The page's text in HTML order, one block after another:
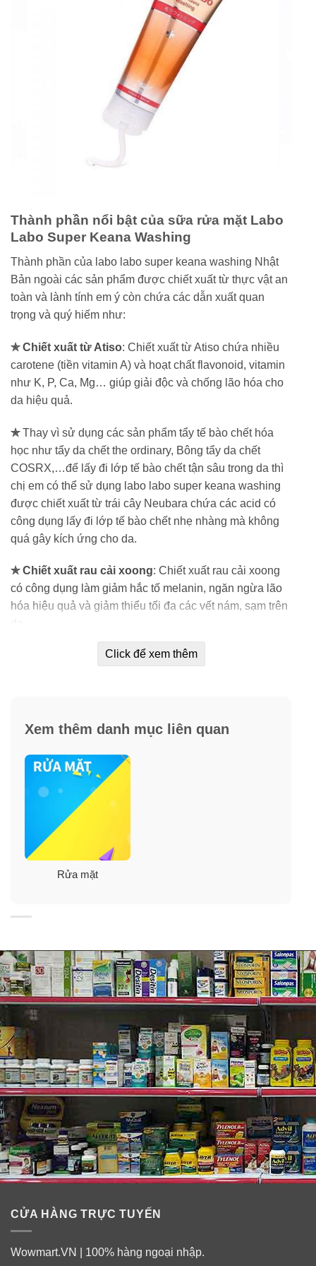
Thành phần nổi bật của sữa rửa mặt Labo
Labo Super Keana Washing
Thành phần của labo labo super keana washing Nhật
Bản ngoài các sản phẩm được chiết xuất từ thực vật an
toàn và lành tính em ý còn chứa các dẫn xuất quan
trọng và quý hiếm như:
✯ Chiết xuất từ Atiso: Chiết xuất từ Atiso chứa nhiều
carotene (tiền vitamin A) và hoạt chất flavonoid, vitamin
như K, P, Ca, Mg… giúp giải độc và chống lão hóa cho
da hiệu quả.
✯Thay vì sử dụng các sản phẩm tẩy tế bào chết hóa
học như tẩy da chết the ordinary, Bông tẩy da chết
COSRX,…để lấy đi lớp tế bào chết tận sâu trong da thì
chị em có thể sử dụng labo labo super keana washing
được chiết xuất từ trái cây Neubara chứa các acid có
công dụng lấy đi lớp tế bào chết nhẹ nhàng mà không
quá gây kích ứng cho da.
✯ Chiết xuất rau cải xoong: Chiết xuất rau cải xoong
có công dụng làm giảm hắc tố melanin, ngăn ngừa lão
hóa hiệu quả và giảm thiểu tối đa các vết nám, sạm trên
: Theo nghiên cứu của các nhà khoa học
ý là vô cùng đáng nể nhưng chúng cũng không khiến da
bạn bị khô do chứa hàm lượng lớn Acid hyaluronic giữ
ẩm và duy trì được độ căng mướt cho làn da.
Rất ít các dòng sữa rửa mặt trên thị trường có bổ
sung collagen cho da, một trong số đó chính là em sữa
rửa mặt labo labo, sữa rửa mặt labo labo bổ sung
collagen cho da giúp da đàn hồi, săn chắc.
phẩm tạo được nhiều bọt hơn, lớp bọt cũng bông hơn
làm hạn chế những tổn thương cho da so với các loại
sữa rửa mặt thông thường nhưng không hề gây tổn
thương cho da.
Click để xem thêm
Xem thêm danh mục liên quan
Rửa mặt
CỬA HÀNG TRỰC TUYẾN
Wowmart.VN | 100% hàng ngoại nhập.